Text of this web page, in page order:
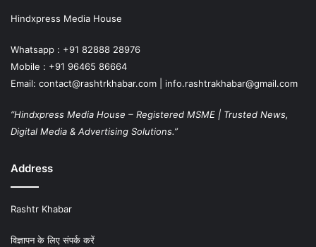
Hindxpress Media House
Whatsapp : +91 82888 28976
Mobile : +91 96465 86664
Email: contact@rashtrkhabar.com | info.rashtrakhabar@gmail.com
“Hindxpress Media House – Registered MSME | Trusted News,
Digital Media & Advertising Solutions.”
Address
Rashtr Khabar
विज्ञापन के लिए संपर्क करें